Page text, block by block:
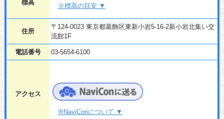
標高
※標高の目安 ▼
住所
〒124-0023 東京都葛飾区東新小岩5-16-2新小岩北集い交
流館1F
電話番号 03-5654-6100
アクセス
※NaviConについて ▼